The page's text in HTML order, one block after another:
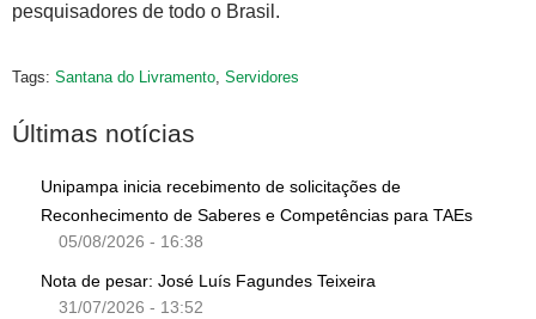
pesquisadores de todo o Brasil.
Tags: Santana do Livramento, Servidores
Últimas notícias
Unipampa inicia recebimento de solicitações de
Reconhecimento de Saberes e Competências para TAEs
05/08/2026 - 16:38
Nota de pesar: José Luís Fagundes Teixeira
31/07/2026 - 13:52